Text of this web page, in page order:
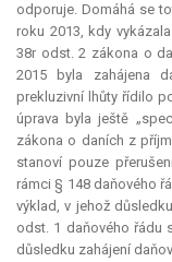
odporuje. Domáhá se
roku 2013, kdy
38r odst. 2 zákona o
2015 byla zahájena
prekluzivní lhůty řídilo
úprava byla ještě
zákona o daních z
stanoví pouze
rámci § 148 daňového
výklad, v jehož
odst. 1 daňového řádu
důsledku zahájení